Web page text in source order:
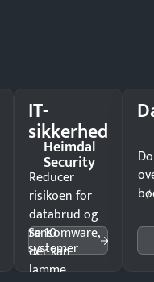
IT-
sikkerhed
Heimdal
Security
Reducer
risikoen for
databrud og
ransomware,
der kan
lamme
Se 10
systemer